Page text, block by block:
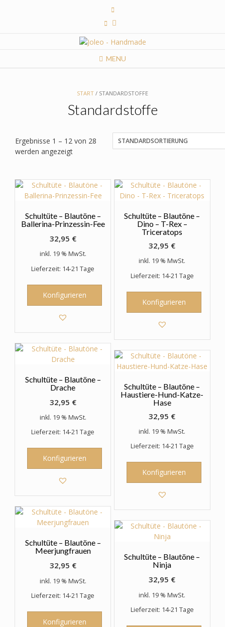
MENU
START / STANDARDSTOFFE
Standardstoffe
Ergebnisse 1 – 12 von 28
werden angezeigt
Schultüte – Blautöne –
Ballerina-Prinzessin-Fee
32,95 €
inkl. 19 % MwSt.
Lieferzeit: 14-21 Tage
Konfigurieren
Schultüte – Blautöne –
Dino – T-Rex –
Triceratops
32,95 €
inkl. 19 % MwSt.
Lieferzeit: 14-21 Tage
Konfigurieren
Schultüte – Blautöne –
Drache
32,95 €
inkl. 19 % MwSt.
Lieferzeit: 14-21 Tage
Konfigurieren
Schultüte – Blautöne –
Haustiere-Hund-Katze-
Hase
32,95 €
inkl. 19 % MwSt.
Lieferzeit: 14-21 Tage
Konfigurieren
Schultüte – Blautöne –
Meerjungfrauen
32,95 €
inkl. 19 % MwSt.
Lieferzeit: 14-21 Tage
Konfigurieren
Schultüte – Blautöne –
Ninja
32,95 €
inkl. 19 % MwSt.
Lieferzeit: 14-21 Tage